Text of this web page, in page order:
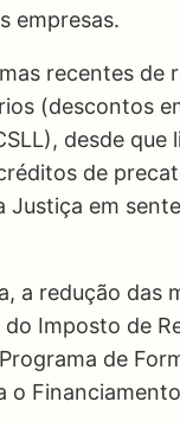
empresas.
recentes
(descontos
desde
de
Justiça em
a redução das
Imposto de
de
o